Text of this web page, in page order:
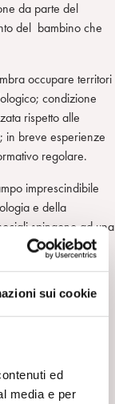
sui cookie
ed
media e per
da parte del
del bambino che
occupare territori
condizione
rispetto alle
in breve esperienze
regolare.
imprescindibile
e della
spingono ad una
e padre negoziano
che tali ruoli
nella
dai contesti
loro
dei bambini, sia
della